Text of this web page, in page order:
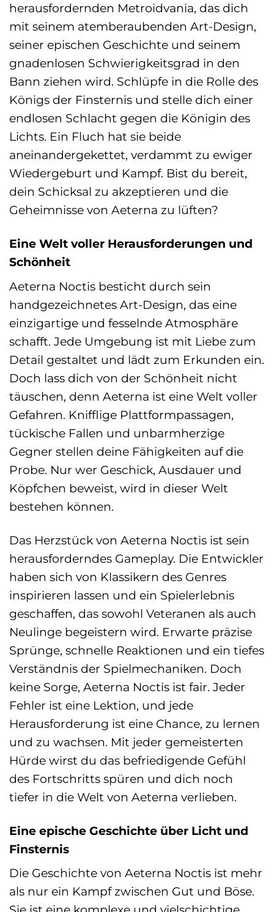
herausfordernden Metroidvania, das dich
mit seinem atemberaubenden Art-Design,
seiner epischen Geschichte und seinem
gnadenlosen Schwierigkeitsgrad in den
Bann ziehen wird. Schlüpfe in die Rolle des
Königs der Finsternis und stelle dich einer
endlosen Schlacht gegen die Königin des
Lichts. Ein Fluch hat sie beide
aneinandergekettet, verdammt zu ewiger
Wiedergeburt und Kampf. Bist du bereit,
dein Schicksal zu akzeptieren und die
Geheimnisse von Aeterna zu lüften?
Eine Welt voller Herausforderungen und
Schönheit
Aeterna Noctis besticht durch sein
handgezeichnetes Art-Design, das eine
einzigartige und fesselnde Atmosphäre
schafft. Jede Umgebung ist mit Liebe zum
Detail gestaltet und lädt zum Erkunden ein.
Doch lass dich von der Schönheit nicht
täuschen, denn Aeterna ist eine Welt voller
Gefahren. Knifflige Plattformpassagen,
tückische Fallen und unbarmherzige
Gegner stellen deine Fähigkeiten auf die
Probe. Nur wer Geschick, Ausdauer und
Köpfchen beweist, wird in dieser Welt
bestehen können.
Das Herzstück von Aeterna Noctis ist sein
herausforderndes Gameplay. Die Entwickler
haben sich von Klassikern des Genres
inspirieren lassen und ein Spielerlebnis
geschaffen, das sowohl Veteranen als auch
Neulinge begeistern wird. Erwarte präzise
Sprünge, schnelle Reaktionen und ein tiefes
Verständnis der Spielmechaniken. Doch
keine Sorge, Aeterna Noctis ist fair. Jeder
Fehler ist eine Lektion, und jede
Herausforderung ist eine Chance, zu lernen
und zu wachsen. Mit jeder gemeisterten
Hürde wirst du das befriedigende Gefühl
des Fortschritts spüren und dich noch
tiefer in die Welt von Aeterna verlieben.
Eine epische Geschichte über Licht und
Finsternis
Die Geschichte von Aeterna Noctis ist mehr
als nur ein Kampf zwischen Gut und Böse.